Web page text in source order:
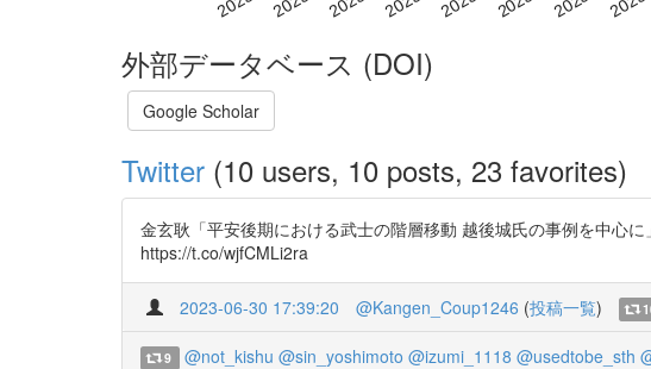
外部データベース (DOI)
Google Scholar
Twitter (10 users, 10 posts, 23 favorites)
金玄耿「平安後期における武士の階層移動 越後城氏の事例を中心
https://t.co/wjfCMLi2ra
2023-06-30 17:39:20 @Kangen_Coup1246 (投稿一覧)
9 @not_kishu @sin_yoshimoto @izumi_1118 @usedtobe_sth